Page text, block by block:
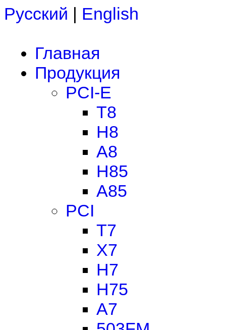
Русский | English
Главная
Продукция
PCI-E
T8
H8
A8
H85
A85
PCI
T7
X7
H7
H75
A7